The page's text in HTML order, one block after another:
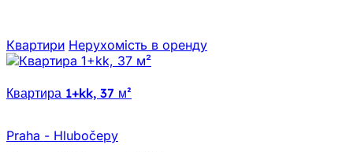
Квартири Нерухомiсть в оренду
Квартира 1+kk, 37 м²
Praha - Hlubočepy